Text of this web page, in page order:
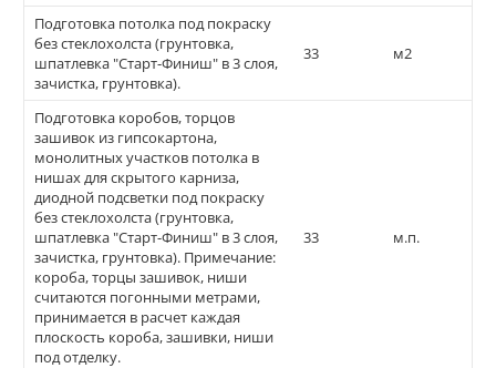
Подготовка потолка под покраску
без стеклохолста (грунтовка,
шпатлевка "Старт-Финиш" в 3 слоя,
зачистка, грунтовка).
33 м2
Подготовка коробов, торцов
зашивок из гипсокартона,
монолитных участков потолка в
нишах для скрытого карниза,
диодной подсветки под покраску
без стеклохолста (грунтовка,
шпатлевка "Старт-Финиш" в 3 слоя,
зачистка, грунтовка). Примечание:
короба, торцы зашивок, ниши
считаются погонными метрами,
принимается в расчет каждая
плоскость короба, зашивки, ниши
под отделку.
33 м.п.